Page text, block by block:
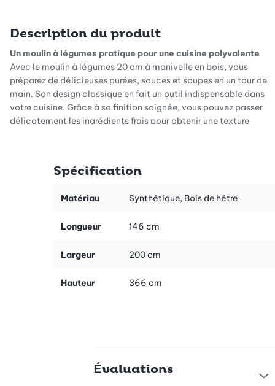
Description du produit
Un moulin à légumes pratique pour une cuisine polyvalente
Avec le moulin à légumes 20 cm à manivelle en bois, vous
préparez de délicieuses purées, sauces et soupes en un tour de
main. Son design classique en fait un outil indispensable dans
votre cuisine. Grâce à sa finition soignée, vous pouvez passer
délicatement les ingrédients frais pour obtenir une texture
Manivelle en bois confortable pour une utilisation facile
confortable et sûre pendant le tournage. La manivelle en bois
fatigue, même pour de grandes quantités. La combinaison de la
durée de vie et un nettoyage facile. Vous pouvez ainsi vous
Une finition de haute qualité pour une longue durée de vie
votre travail quotidien en cuisine.
Spécification
Matériau Synthétique, Bois de hêtre
Longueur 146 cm
Largeur 200 cm
Hauteur 366 cm
Évaluations